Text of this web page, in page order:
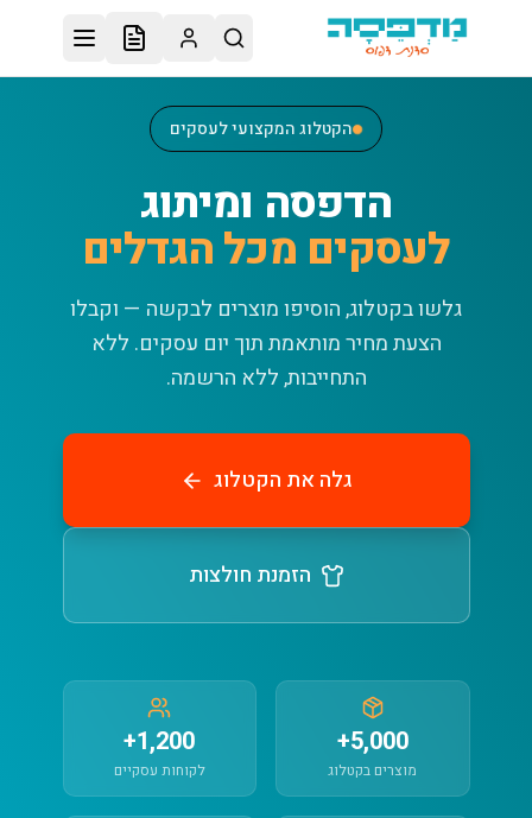
דלג לתוכן הראשי
הקטלוג המקצועי לעסקים
הדפסה ומיתוג
לעסקים מכל הגדלים
גלשו בקטלוג, הוסיפו מוצרים לבקשה — וקבלו
הצעת מחיר מותאמת תוך יום עסקים. ללא
התחייבות, ללא הרשמה.
גלה את הקטלוג
הזמנת חולצות
5,000+
מוצרים בקטלוג
1,200+
לקוחות עסקיים